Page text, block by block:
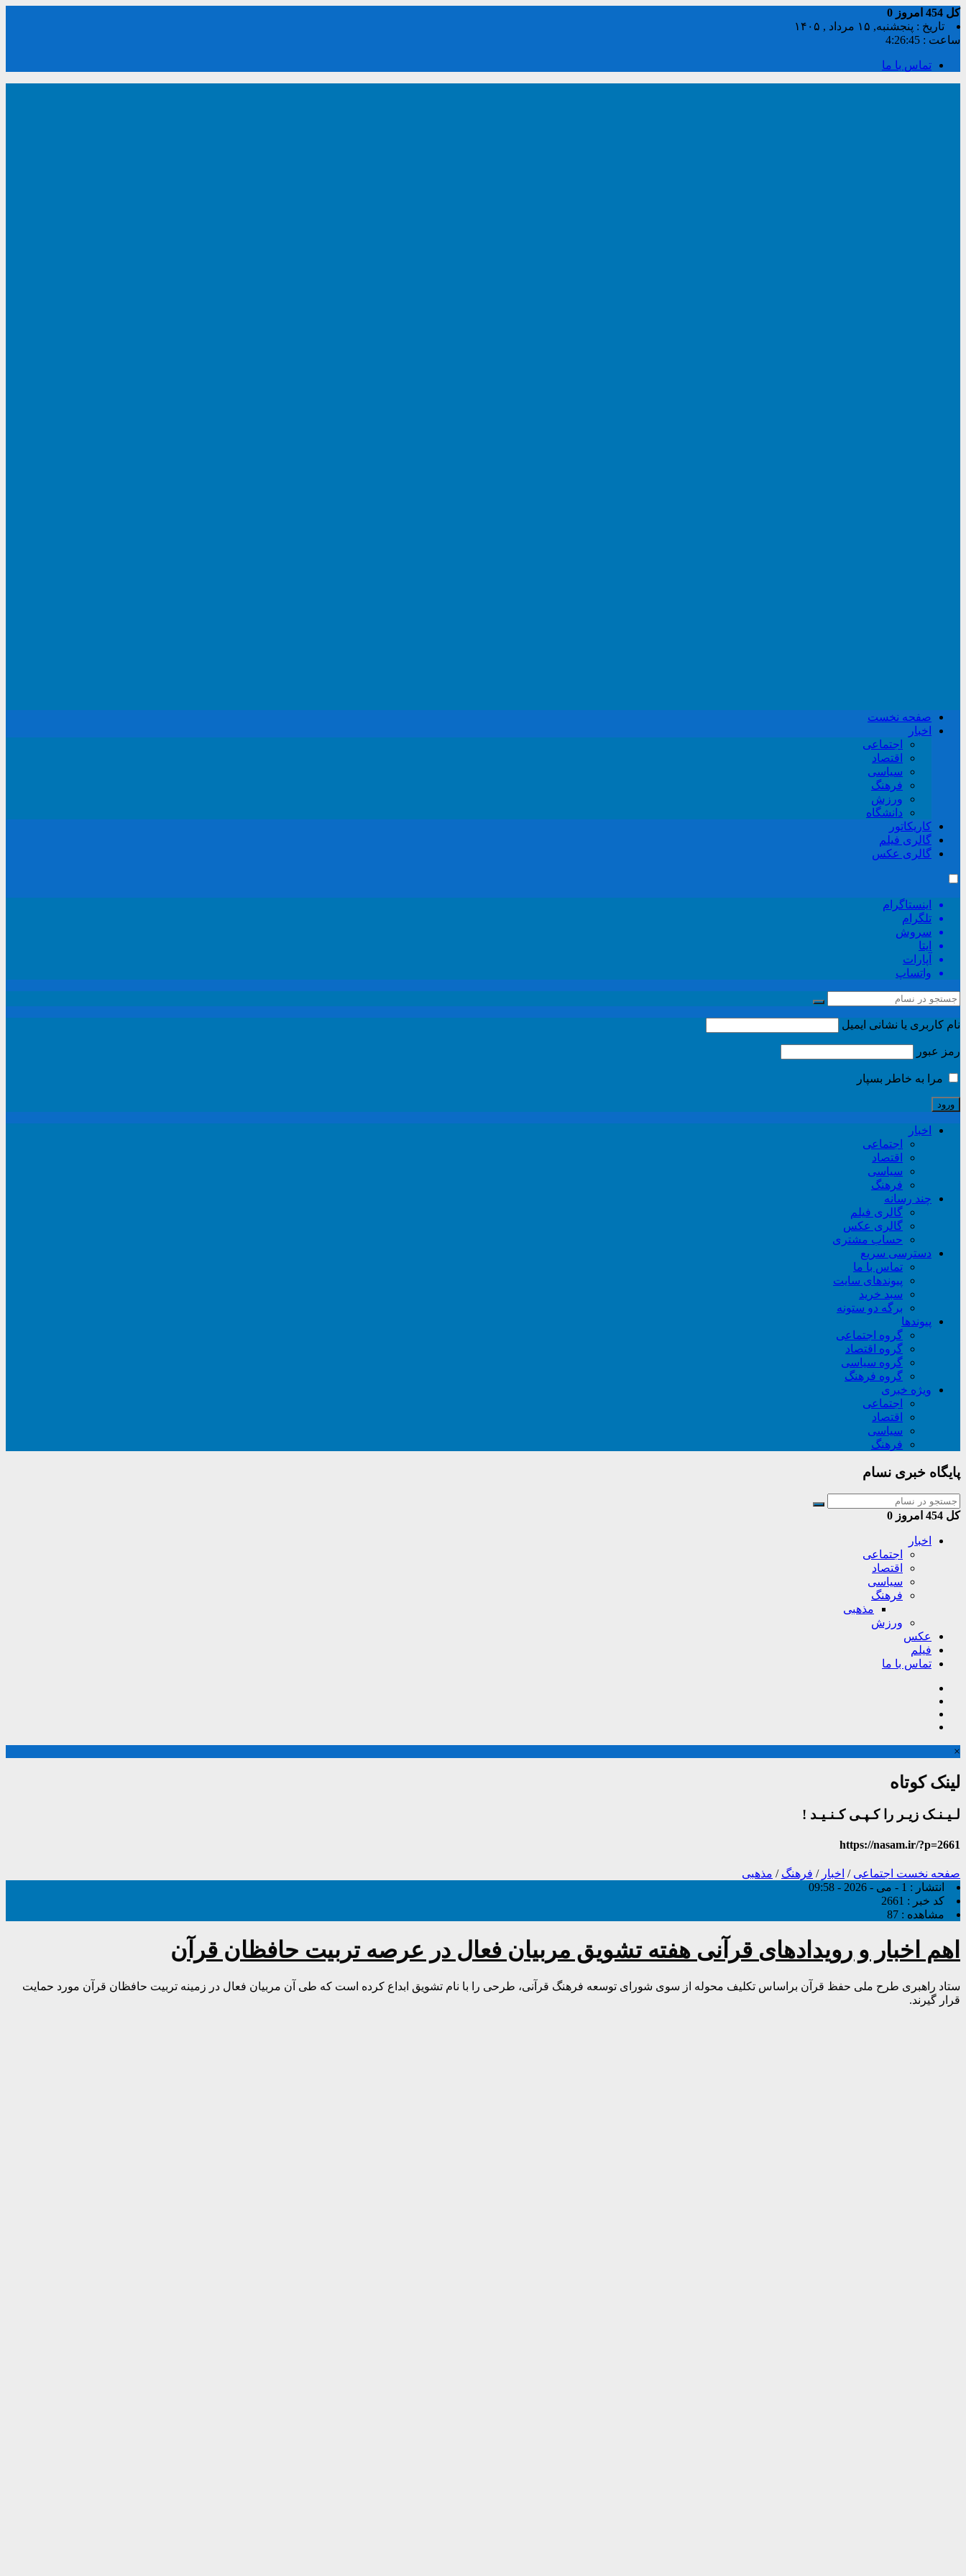
کل امروز 0
تاریخ : پنجشنبه, ۱۵ مرداد , ۱۴۰۵
ساعت : 4:26:45
تماس با ما
صفحه نخست
اخبار
اجتماعی
اقتصاد
سیاسی
فرهنگ
ورزش
دانشگاه
کاریکاتور
گالری فیلم
گالری عکس
اینستاگرام
تلگرام
سروش
ایتا
آپارات
واتساپ
نام کاربری یا نشانی ایمیل
رمز عبور
مرا به خاطر بسپار
اخبار
اجتماعی
اقتصاد
سیاسی
فرهنگ
چند رسانه
گالری فیلم
گالری عکس
حساب مشتری
دسترسی سریع
تماس با ما
پیوندهای سایت
سبد خريد
برگه دو ستونه
پیوندها
گروه اجتماعی
گروه اقتصاد
گروه سیاسی
گروه فرهنگ
ویژه خبری
اجتماعی
اقتصاد
سیاسی
فرهنگ
پایگاه خبری نسام
کل امروز 0
اخبار
اجتماعی
اقتصاد
سیاسی
فرهنگ
مذهبی
ورزش
عکس
فیلم
تماس با ما
×
لینک کوتاه
لـیـنـک زیـر را کـپـی کـنـیـد !
https://nasam.ir/?p=2661
صفحه نخست اجتماعی / اخبار / فرهنگ / مذهبی
انتشار : 1 - می - 2026 - 09:58
کد خبر : 2661
مشاهده : 87
اهم اخبار و رویدادهای قرآنی هفته تشویق مربیان فعال در عرصه تربیت حافظان قرآن
ستاد راهبری طرح ملی حفظ قرآن براساس تکلیف محوله از سوی شورای توسعه فرهنگ قرآنی، طرحی را با نام تشویق ابداع کرده است که طی آن مربیان فعال در زمینه تربیت حافظان قرآن مورد حمایت
قرار گیرند.